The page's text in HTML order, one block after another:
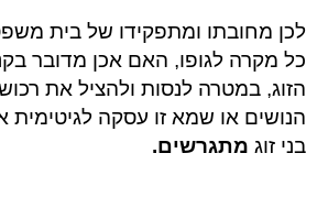
לכן מחובתו ומתפקידו של בית
כל מקרה לגופו, האם אכן מדובר
הזוג, במטרה לנסות ולהציל את
הנושים או שמא זו עסקה לגיטימית
בני זוג מתגרשים.